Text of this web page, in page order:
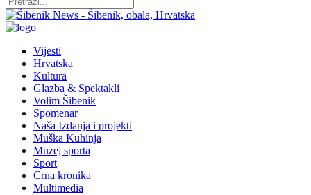
Vijesti
Hrvatska
Kultura
Glazba & Spektakli
Volim Šibenik
Spomenar
Naša Izdanja i projekti
Muška Kuhinja
Muzej sporta
Sport
Crna kronika
Multimedia